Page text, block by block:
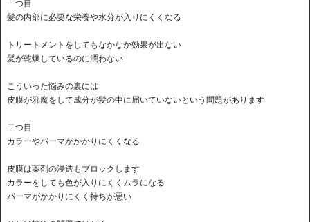
一つ目
髪の内部に必要な栄養や水分が入りにくくなる
トリートメントをしてもなかなか効果が出ない
髪が乾燥しているのに潤わない
こういった悩みの裏には
皮膜が邪魔をして成分が髪の中に届いていないという問題があります
二つ目
カラーやパーマがかかりにくくなる
皮膜は薬剤の浸透もブロックします
カラーをしても色が入りにくくムラになる
パーマがかかりにくく持ちが悪い